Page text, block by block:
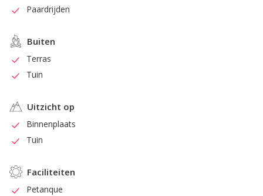
Paardrijden
Buiten
Terras
Tuin
Uitzicht op
Binnenplaats
Tuin
Faciliteiten
Petanque